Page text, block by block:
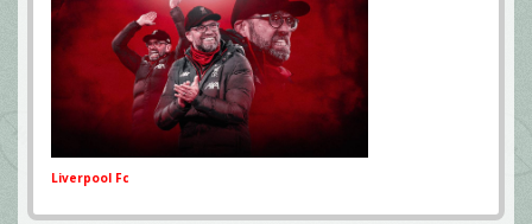
Liverpool Fc